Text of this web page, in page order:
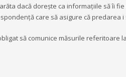
dacă dorește ca informațiile să îi
care să asigure că predarea
obligat să comunice măsurile